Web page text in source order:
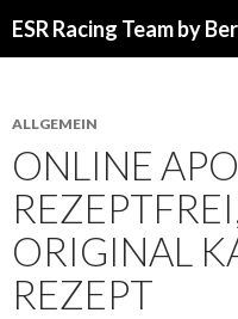
ESR Racing Team by
ALLGEMEIN
ONLINE
ORIGINAL
REZEPT